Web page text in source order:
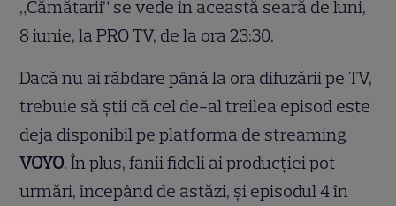
„Cămătarii” se vede în această seară de luni,
8 iunie, la PRO TV, de la ora 23:30.
Dacă nu ai răbdare până la ora difuzării pe TV,
trebuie să știi că cel de-al treilea episod este
deja disponibil pe platforma de streaming
VOYO. În plus, fanii fideli ai producției pot
urmări, începând de astăzi, și episodul 4 în